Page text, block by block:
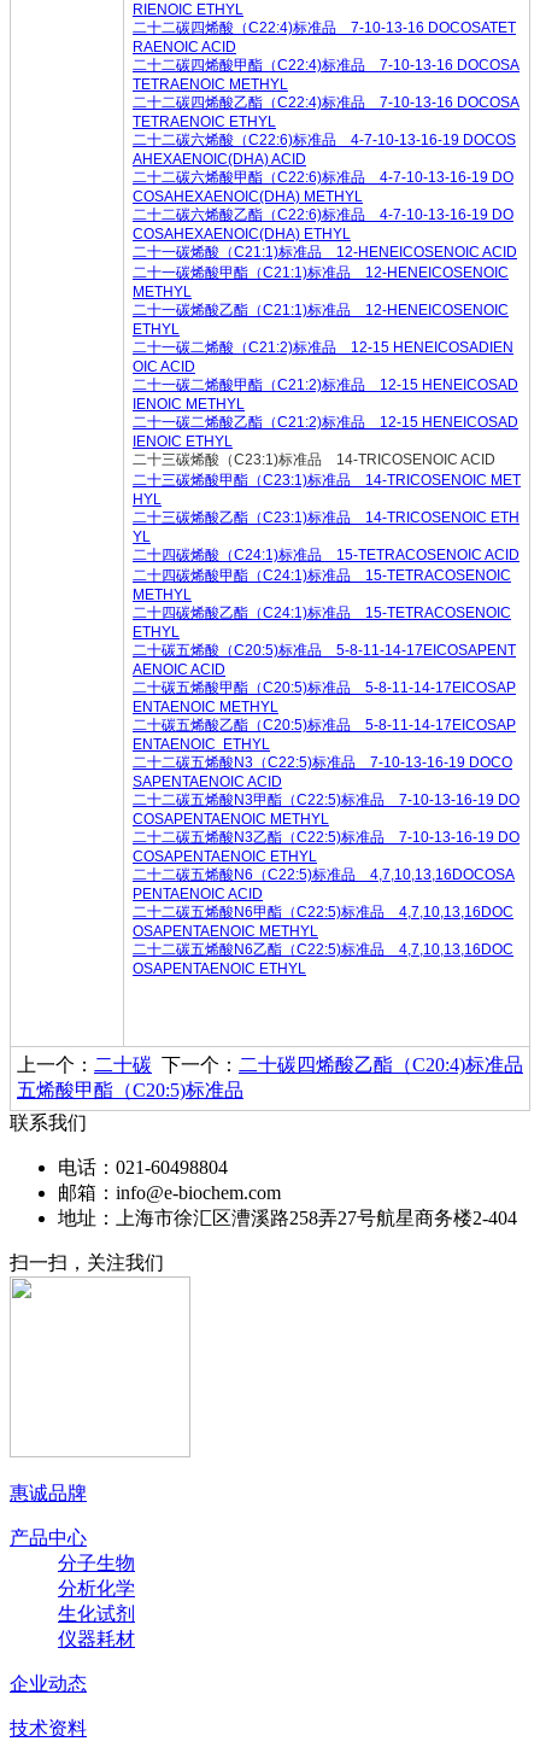
RIENOIC ETHYL
二十二碳四烯酸（C22:4)标准品 7-10-13-16 DOCOSATET
RAENOIC ACID
二十二碳四烯酸甲酯（C22:4)标准品 7-10-13-16 DOCOSA
TETRAENOIC METHYL
二十二碳四烯酸乙酯（C22:4)标准品 7-10-13-16 DOCOSA
TETRAENOIC ETHYL
二十二碳六烯酸（C22:6)标准品 4-7-10-13-16-19 DOCOS
AHEXAENOIC(DHA) ACID
二十二碳六烯酸甲酯（C22:6)标准品 4-7-10-13-16-19 DO
COSAHEXAENOIC(DHA) METHYL
二十二碳六烯酸乙酯（C22:6)标准品 4-7-10-13-16-19 DO
COSAHEXAENOIC(DHA) ETHYL
二十一碳烯酸（C21:1)标准品 12-HENEICOSENOIC ACID
二十一碳烯酸甲酯（C21:1)标准品 12-HENEICOSENOIC
METHYL
二十一碳烯酸乙酯（C21:1)标准品 12-HENEICOSENOIC
ETHYL
二十一碳二烯酸（C21:2)标准品 12-15 HENEICOSADIEN
OIC ACID
二十一碳二烯酸甲酯（C21:2)标准品 12-15 HENEICOSAD
IENOIC METHYL
二十一碳二烯酸乙酯（C21:2)标准品 12-15 HENEICOSAD
IENOIC ETHYL
二十三碳烯酸（C23:1)标准品 14-TRICOSENOIC ACID
二十三碳烯酸甲酯（C23:1)标准品 14-TRICOSENOIC MET
HYL
二十三碳烯酸乙酯（C23:1)标准品 14-TRICOSENOIC ETH
YL
二十四碳烯酸（C24:1)标准品 15-TETRACOSENOIC ACID
二十四碳烯酸甲酯（C24:1)标准品 15-TETRACOSENOIC
METHYL
二十四碳烯酸乙酯（C24:1)标准品 15-TETRACOSENOIC
ETHYL
二十碳五烯酸（C20:5)标准品 5-8-11-14-17EICOSAPENT
AENOIC ACID
二十碳五烯酸甲酯（C20:5)标准品 5-8-11-14-17EICOSAP
ENTAENOIC METHYL
二十碳五烯酸乙酯（C20:5)标准品 5-8-11-14-17EICOSAP
ENTAENOIC ETHYL
二十二碳五烯酸N3（C22:5)标准品 7-10-13-16-19 DOCO
SAPENTAENOIC ACID
二十二碳五烯酸N3甲酯（C22:5)标准品 7-10-13-16-19 DO
COSAPENTAENOIC METHYL
二十二碳五烯酸N3乙酯（C22:5)标准品 7-10-13-16-19 DO
COSAPENTAENOIC ETHYL
二十二碳五烯酸N6（C22:5)标准品 4,7,10,13,16DOCOSA
PENTAENOIC ACID
二十二碳五烯酸N6甲酯（C22:5)标准品 4,7,10,13,16DOC
OSAPENTAENOIC METHYL
二十二碳五烯酸N6乙酯（C22:5)标准品 4,7,10,13,16DOC
OSAPENTAENOIC ETHYL
下一个： 二十碳四烯酸乙酯（C20:4)标准品
上一个： 二十碳
五烯酸甲酯（C20:5)标准品
联系我们
电话：021-60498804
邮箱：info@e-biochem.com
地址：上海市徐汇区漕溪路258弄27号航星商务楼2-404
扫一扫，关注我们
惠诚品牌
产品中心
分子生物
分析化学
生化试剂
仪器耗材
企业动态
技术资料